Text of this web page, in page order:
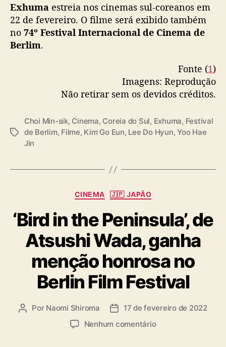
v
o
s
t
e
s
Exhuma estreia nos cinemas sul-coreanos em
22 de fevereiro. O filme será exibido também
no 74º Festival Internacional de Cinema de
Berlim.
Fonte (1)
Imagens: Reprodução
Não retirar sem os devidos créditos.
T
Choi Min-sik, Cinema, Coreia do Sul, Exhuma, Festival
de Berlim, Filme, Kim Go Eun, Lee Do Hyun,Yoo Hae
Jin
C
t
e
g
o
r
i
a
CINEMA 🇯🇵 JAPÃO
‘Bird in the Peninsula’, de
Atsushi Wada, ganha
menção honrosa no
Berlin Film Festival
A Por Naomi Shiroma
D 17 de fevereiro de 2022
Nenhum comentárioe